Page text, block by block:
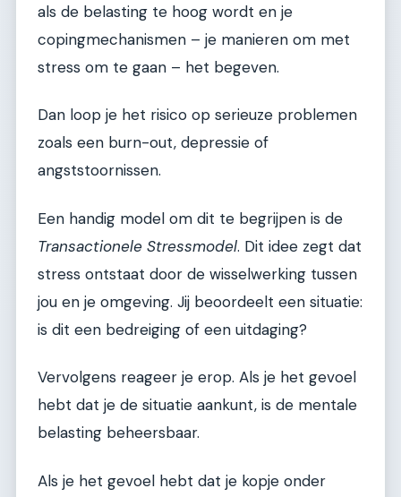
als de belasting te hoog wordt en je
copingmechanismen – je manieren om met
stress om te gaan – het begeven.
Dan loop je het risico op serieuze problemen
zoals een burn-out, depressie of
angststoornissen.
Een handig model om dit te begrijpen is de
Transactionele Stressmodel. Dit idee zegt dat
stress ontstaat door de wisselwerking tussen
jou en je omgeving. Jij beoordeelt een situatie:
is dit een bedreiging of een uitdaging?
Vervolgens reageer je erop. Als je het gevoel
hebt dat je de situatie aankunt, is de mentale
belasting beheersbaar.
Als je het gevoel hebt dat je kopje onder